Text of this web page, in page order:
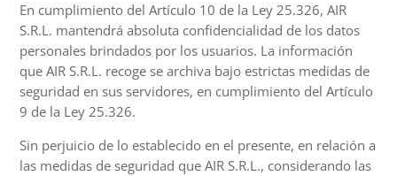
En cumplimiento del Artículo 10 de la Ley 25.326, AIR
S.R.L. mantendrá absoluta confidencialidad de los datos
personales brindados por los usuarios. La información
que AIR S.R.L. recoge se archiva bajo estrictas medidas de
seguridad en sus servidores, en cumplimiento del Artículo
9 de la Ley 25.326.
Sin perjuicio de lo establecido en el presente, en relación a
las medidas de seguridad que AIR S.R.L., considerando las